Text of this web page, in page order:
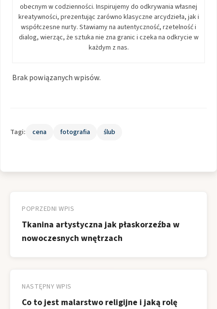
obecnym w codzienności. Inspirujemy do odkrywania własnej
kreatywności, prezentując zarówno klasyczne arcydzieła, jak i
współczesne nurty. Stawiamy na autentyczność, rzetelność i
dialog, wierząc, że sztuka nie zna granic i czeka na odkrycie w
każdym z nas.
Brak powiązanych wpisów.
Tagi: cena fotografia ślub
wpisu
POPRZEDNI WPIS
Tkanina artystyczna jak płaskorzeźba w
nowoczesnych wnętrzach
NASTĘPNY WPIS
Co to jest malarstwo religijne i jaką rolę